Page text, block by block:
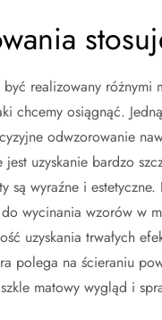
realizowany
chcemy osiągnąć.
odwzorowanie
uzyskanie bardzo
wyraźne i
wycinania wzorów w
uzyskania trwałych
polega na ścieraniu
matowy wygląd i